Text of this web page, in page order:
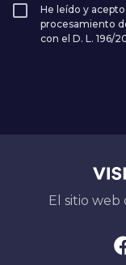
He leído y acepto
procesamiento
con el D. L. 196/
El sitio web